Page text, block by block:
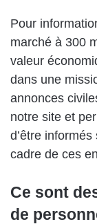
Pour
marché à 300
valeur
dans une
annonces
notre site et
d’être
cadre de ces
Ce sont
de